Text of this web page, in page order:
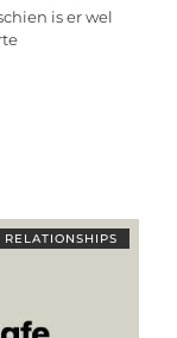
is er wel